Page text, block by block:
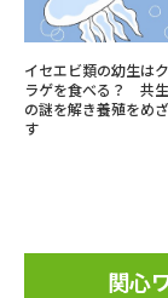
イセエビ類の幼生はク
ラゲを食べる？ 共生
の謎を解き養殖をめざ
す
関心